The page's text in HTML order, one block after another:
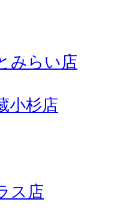
みらい店
小杉店
ス店